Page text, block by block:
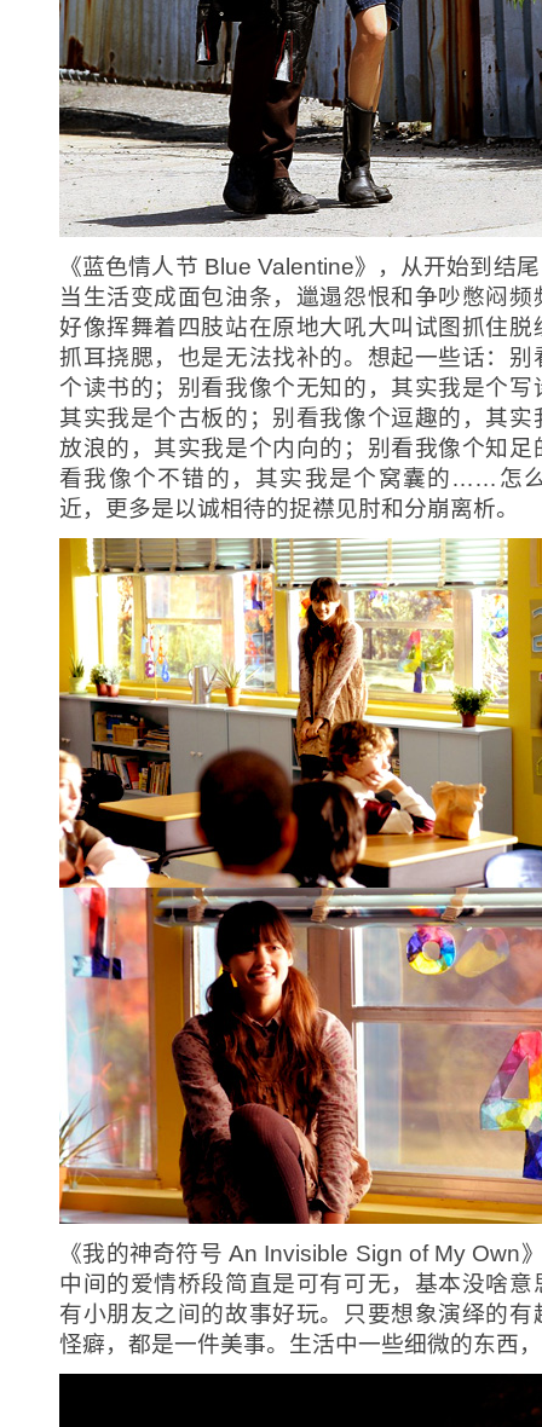
《蓝色情人节 Blue Valentine》，从开始到结
当生活变成面包油条，邋遢怨恨和争吵憋闷
好像挥舞着四肢站在原地大吼大叫试图抓住
抓耳挠腮，也是无法找补的。想起一些话： 别
个读书的；别看我像个无知的，其实我是个
其实我是个古板的；别看我像个逗趣的，其
放浪的，其实我是个内向的；别看我像个知
看我像个不错的，其实我是个窝囊的……怎
近，更多是以诚相待的捉襟见肘和分崩离析。
《我的神奇符号 An Invisible Sign of My Own
中间的爱情桥段简直是可有可无，基本没啥
有小朋友之间的故事好玩。只要想象演绎的
怪癖，都是一件美事。生活中一些细微的东西